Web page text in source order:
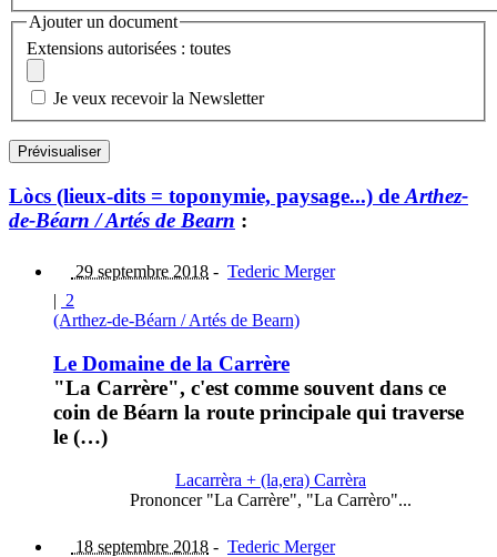
Ajouter un document
Extensions autorisées : toutes
Je veux recevoir la Newsletter
Lòcs (lieux-dits = toponymie, paysage...) de Arthez-
de-Béarn / Artés de Bearn :
29 septembre 2018 - Tederic Merger
| 2
(Arthez-de-Béarn / Artés de Bearn)
Le Domaine de la Carrère
"La Carrère", c'est comme souvent dans ce
coin de Béarn la route principale qui traverse
le (…)
Lacarrèra + (la,era) Carrèra
Prononcer "La Carrère", "La Carrèro"...
18 septembre 2018 - Tederic Merger